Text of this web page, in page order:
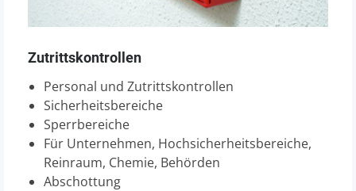
Zutrittskontrollen
Personal und Zutrittskontrollen
Sicherheitsbereiche
Sperrbereiche
Für Unternehmen, Hochsicherheitsbereiche,
Reinraum, Chemie, Behörden
Abschottung